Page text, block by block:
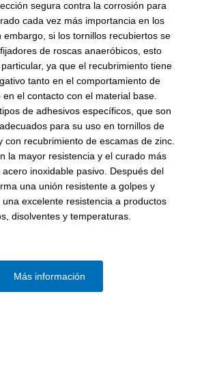
segura contra la corrosión para
cada vez más importancia en los
embargo, si los tornillos recubiertos se
de roscas anaeróbicos, esto
ya que el recubrimiento tiene
tanto en el comportamiento de
el contacto con el material base.
de adhesivos específicos, que son
para su uso en tornillos de
con recubrimiento de escamas de zinc.
la mayor resistencia y el curado más
inoxidable pasivo. Después del
una unión resistente a golpes y
excelente resistencia a productos
disolventes y temperaturas.
Más información